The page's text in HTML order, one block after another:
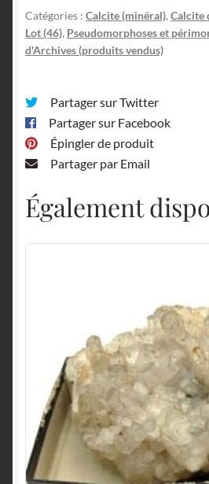
Catégories : Calcite (minéral), Calcite
Lot (46), Pseudomorphoses et
d'Archives (produits vendus)
Partager sur Twitter
Partager sur Facebook
Épingler de produit
Partager par Email
Également